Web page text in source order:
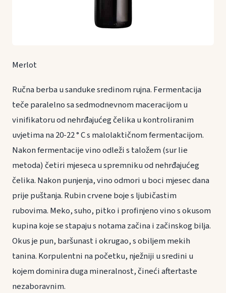
Merlot
Ručna berba u sanduke sredinom rujna. Fermentacija
teče paralelno sa sedmodnevnom maceracijom u
vinifikatoru od nehrđajućeg čelika u kontroliranim
uvjetima na 20-22 ° C s malolaktičnom fermentacijom.
Nakon fermentacije vino odleži s taložem (sur lie
metoda) četiri mjeseca u spremniku od nehrđajućeg
čelika. Nakon punjenja, vino odmori u boci mjesec dana
prije puštanja. Rubin crvene boje s ljubičastim
rubovima. Meko, suho, pitko i profinjeno vino s okusom
kupina koje se stapaju s notama začina i začinskog bilja.
Okus je pun, baršunast i okrugao, s obiljem mekih
tanina. Korpulentni na početku, nježniji u sredini u
kojem dominira duga mineralnost, čineći aftertaste
nezaboravnim.